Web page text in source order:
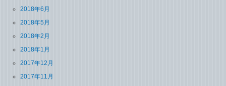
2018年6月
2018年5月
2018年2月
2018年1月
2017年12月
2017年11月